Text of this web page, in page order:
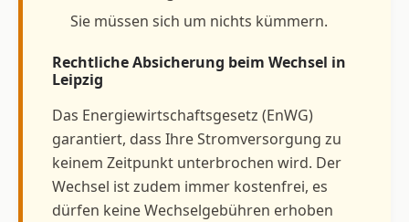
Sie müssen sich um nichts kümmern.
Rechtliche Absicherung beim Wechsel in
Leipzig
Das Energiewirtschaftsgesetz (EnWG)
garantiert, dass Ihre Stromversorgung zu
keinem Zeitpunkt unterbrochen wird. Der
Wechsel ist zudem immer kostenfrei, es
dürfen keine Wechselgebühren erhoben